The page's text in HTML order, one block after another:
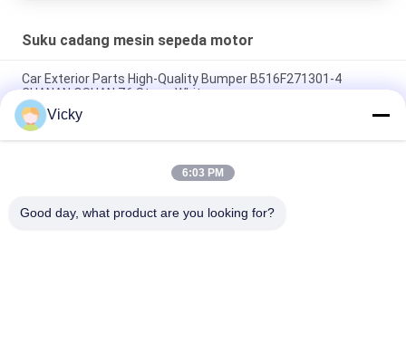
Suku cadang mesin sepeda motor
Car Exterior Parts High-Quality Bumper B516F271301-4
CHANAN OSHAN​ Z6 Starry White
Motor starter Honda EX5 Mesin Sepeda Motor suku cadang
Grosir Murah Dengan Kinerja Tinggi
Sepeda motor busi untuk CPR8EAIX-9 China Pemasok Sistem
Vicky
6:03 PM
Good day, what product are you looking for?